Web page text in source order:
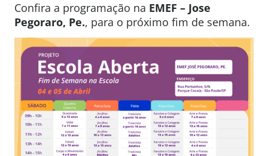
Confira a programação na EMEF – Jose
Pegoraro, Pe., para o próximo fim de semana.